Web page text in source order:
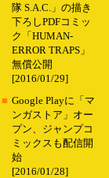
隊 S.A.C.」の描き
下ろしPDFコミッ
ク「HUMAN-
ERROR TRAPS」
無償公開
[2016/01/29]
■ Google Playに「マ
ンガストア」オー
プン、ジャンプコ
ミックスも配信開
始
[2016/01/28]